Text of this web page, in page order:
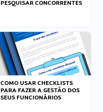
PESQUISAR CONCORRENTES
COMO USAR CHECKLISTS
PARA FAZER A GESTÃO DOS
SEUS FUNCIONÁRIOS